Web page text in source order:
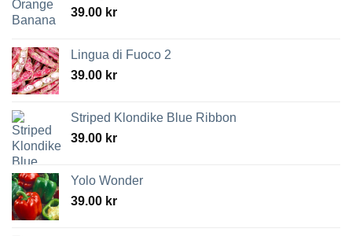
39.00 kr
Lingua di Fuoco 2
39.00 kr
Striped Klondike Blue Ribbon
39.00 kr
Yolo Wonder
39.00 kr